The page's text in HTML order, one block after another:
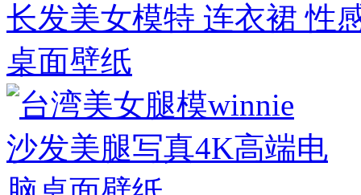
长发美女模特 连衣裙 性
桌面壁纸